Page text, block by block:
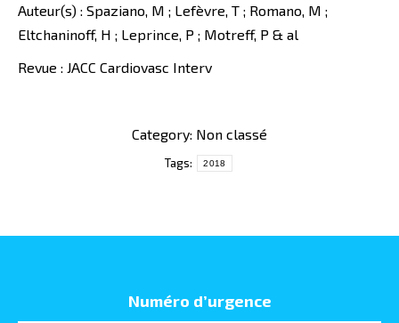
Auteur(s) : Spaziano, M ; Lefèvre, T ; Romano, M ;
Eltchaninoff, H ; Leprince, P ; Motreff, P & al
Revue : JACC Cardiovasc Interv
Category: Non classé
Tags: 2018
Numéro d’urgence